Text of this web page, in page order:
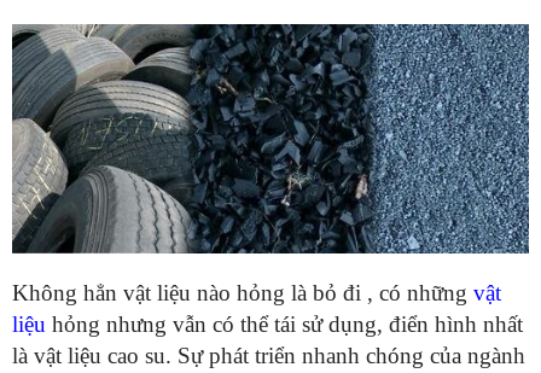
Không hẳn vật liệu nào hỏng là bỏ đi , có những vật
liệu hỏng nhưng vẫn có thể tái sử dụng, điển hình nhất
là vật liệu cao su. Sự phát triển nhanh chóng của ngành